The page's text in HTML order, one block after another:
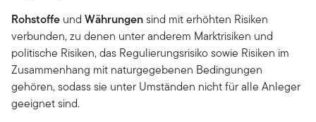
Rohstoffe und Währungensind mit erhöhten Risiken
verbunden, zu denen unter anderem Marktrisiken und
politische Risiken, das Regulierungsrisiko sowie Risiken im
Zusammenhang mit naturgegebenen Bedingungen
gehören, sodass sie unter Umständen nicht für alle Anleger
geeignet sind.